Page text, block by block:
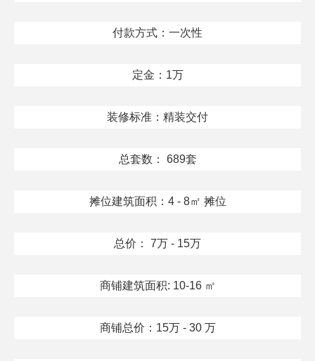
付款方式：一次性
定金：1万
装修标准：精装交付
总套数： 689套
摊位建筑面积：4 - 8㎡ 摊位
总价： 7万 - 15万
商铺建筑面积: 10-16 ㎡
商铺总价：15万 - 30 万